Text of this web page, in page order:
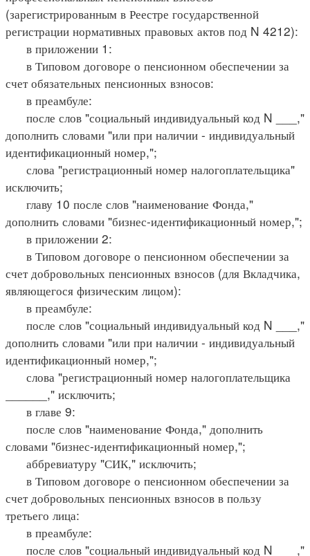
(зарегистрированным в Реестре государственной
регистрации нормативных правовых актов под N 4212):
в приложении 1:
в Типовом договоре о пенсионном обеспечении за
счет обязательных пенсионных взносов:
в преамбуле:
после слов "социальный индивидуальный код N ___,"
дополнить словами "или при наличии - индивидуальный
идентификационный номер,";
слова "регистрационный номер налогоплательщика"
исключить;
главу 10 после слов "наименование Фонда,"
дополнить словами "бизнес-идентификационный номер,";
в приложении 2:
в Типовом договоре о пенсионном обеспечении за
счет добровольных пенсионных взносов (для Вкладчика,
являющегося физическим лицом):
в преамбуле:
после слов "социальный индивидуальный код N ___,"
дополнить словами "или при наличии - индивидуальный
идентификационный номер,";
слова "регистрационный номер налогоплательщика
______," исключить;
в главе 9:
после слов "наименование Фонда," дополнить
словами "бизнес-идентификационный номер,";
аббревиатуру "СИК," исключить;
в Типовом договоре о пенсионном обеспечении за
счет добровольных пенсионных взносов в пользу
третьего лица:
в преамбуле:
после слов "социальный индивидуальный код N ___,"